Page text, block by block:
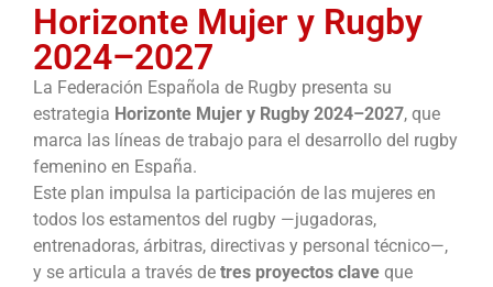
Horizonte Mujer y Rugby
2024–2027
La Federación Española de Rugby presenta su
estrategia Horizonte Mujer y Rugby 2024–2027, que
marca las líneas de trabajo para el desarrollo del rugby
femenino en España.
Este plan impulsa la participación de las mujeres en
todos los estamentos del rugby —jugadoras,
entrenadoras, árbitras, directivas y personal técnico—,
y se articula a través de tres proyectos clave que